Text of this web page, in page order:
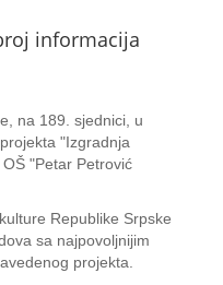
informacija
na 189. sjednici, u
"Izgradnja
"Petar Petrović
Republike Srpske
sa najpovoljnijim
projekta.